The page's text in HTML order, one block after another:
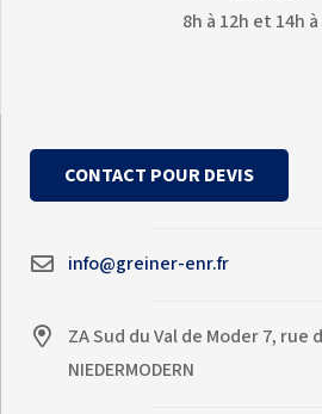
8h à 12h et 14h
CONTACT POUR DEVIS
info@greiner-enr.fr
ZA Sud du Val de Moder 7, rue
NIEDERMODERN